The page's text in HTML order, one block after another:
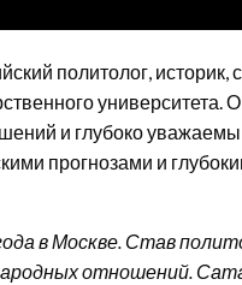
политолог, историк,
университета.
и глубоко
прогнозами и
в Москве. Став
отношений.